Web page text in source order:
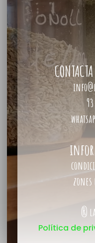
®
Política de